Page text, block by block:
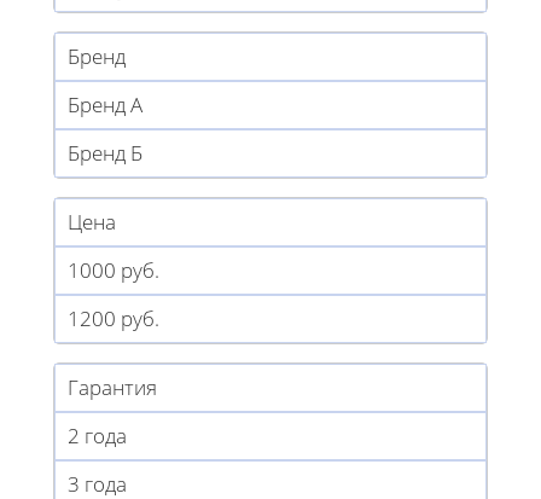
Бренд
Бренд А
Бренд Б
Цена
1000 руб.
1200 руб.
Гарантия
2 года
3 года